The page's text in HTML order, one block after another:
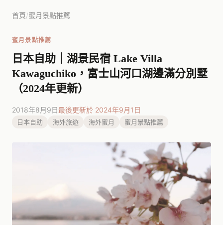
首頁/蜜月景點推薦
蜜月景點推薦
日本自助｜湖景民宿 Lake Villa
Kawaguchiko，富士山河口湖邊滿分別墅
（2024年更新）
2018年8月9日最後更新於 2024年9月1日
日本自助 海外旅遊 海外蜜月 蜜月景點推薦